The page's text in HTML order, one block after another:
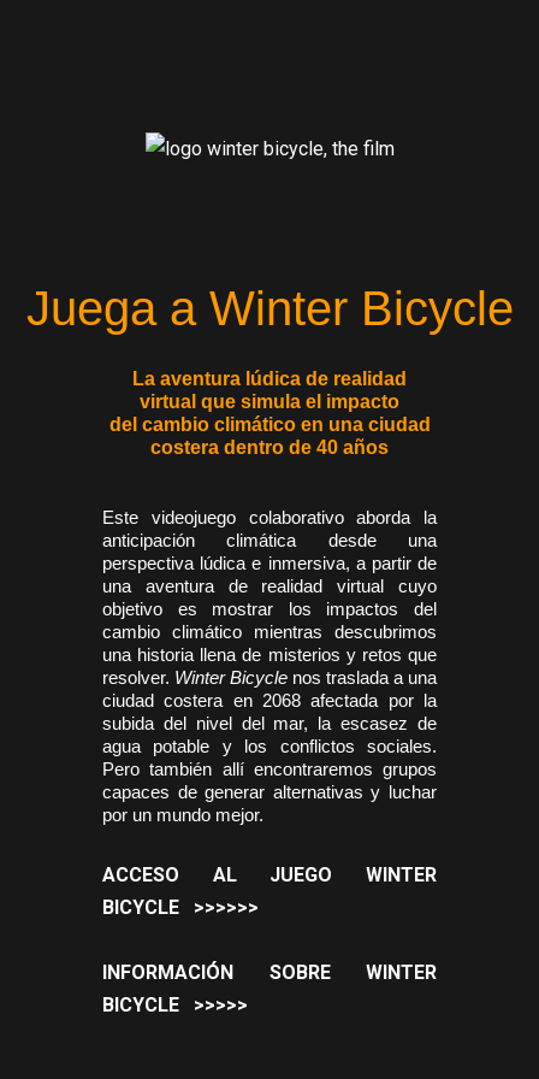
Juega a Winter Bicycle
La aventura lúdica de realidad
virtual que simula el impacto
del cambio climático en una ciudad
costera dentro de 40 años
Este videojuego colaborativo aborda la
anticipación climática desde una
perspectiva lúdica e inmersiva, a partir de
una aventura de realidad virtual cuyo
objetivo es mostrar los impactos del
cambio climático mientras descubrimos
una historia llena de misterios y retos que
resolver. Winter Bicyclenos traslada a una
ciudad costera en 2068 afectada por la
subida del nivel del mar, la escasez de
agua potable y los conflictos sociales.
Pero también allí encontraremos grupos
capaces de generar alternativas y luchar
por un mundo mejor.
ACCESO AL JUEGO WINTER
BICYCLE >>>>>>
INFORMACIÓN SOBRE WINTER
BICYCLE >>>>>